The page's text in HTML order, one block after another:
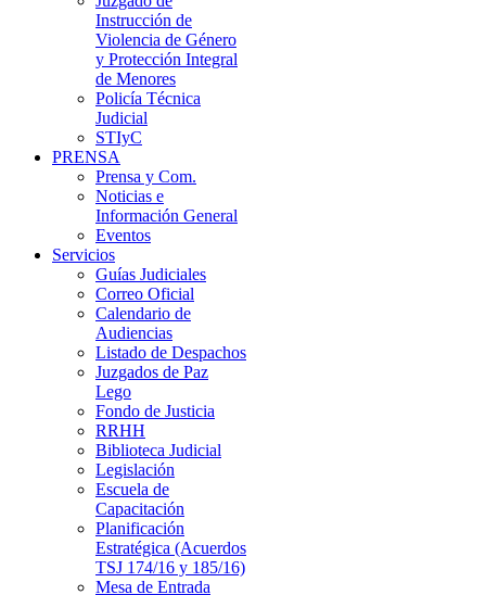
Instrucción de
Violencia de Género
y Protección Integral
de Menores
Policía Técnica
Judicial
STIyC
PRENSA
Prensa y Com.
Noticias e
Información General
Eventos
Servicios
Guías Judiciales
Correo Oficial
Calendario de
Audiencias
Listado de Despachos
Juzgados de Paz
Lego
Fondo de Justicia
RRHH
Biblioteca Judicial
Legislación
Escuela de
Capacitación
Planificación
Estratégica (Acuerdos
TSJ 174/16 y 185/16)
Mesa de Entrada